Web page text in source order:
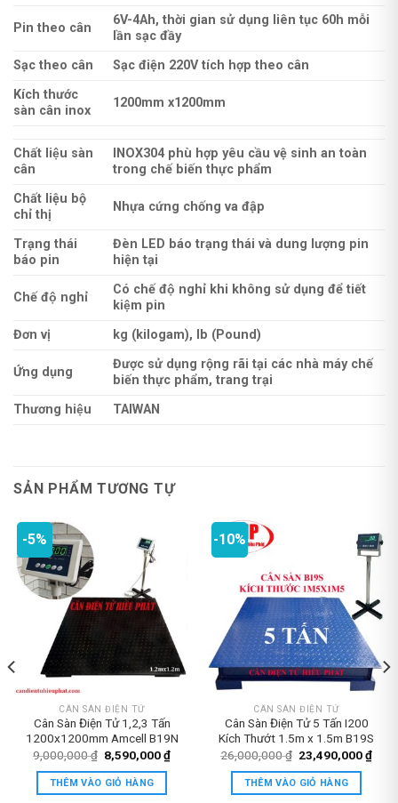
Pin theo cân
6V-4Ah, thời gian sử dụng liên tục 60h mỗi
lần sạc đầy
Sạc theo cân
Sạc điện 220V tích hợp theo cân
Kích thước
sàn cân inox
1200mm x1200mm
Chất liệu sàn
cân
INOX304 phù hợp yêu cầu vệ sinh an toàn
trong chế biến thực phẩm
Chất liệu bộ
chỉ thị
Nhựa cứng chống va đập
Trạng thái
báo pin
Đèn LED báo trạng thái và dung lượng pin
hiện tại
Chế độ nghỉ
Có chế độ nghỉ khi không sử dụng để tiết
kiệm pin
Đơn vị
kg (kilogam), lb (Pound)
Ứng dụng
Được sử dụng rộng rãi tại các nhà máy chế
biến thực phẩm, trang trại
Thương hiệu
TAIWAN
SẢN PHẨM TƯƠNG TỰ
-5%
CÂN SÀN ĐIỆN TỬ
Cân Sàn Điện Tử 1,2,3 Tấn
1200x1200mm Amcell B19N
9,000,000₫ Giá
gốc
là:
9,000,000 ₫.
8,590,000₫Giá
THÊM VÀO GIỎ HÀNG
-10%
CÂN SÀN ĐIỆN TỬ
Cân Sàn Điện Tử 5 Tấn I200
Kích Thướt 1.5m x 1.5m B19S
26,000,000₫ Giá
gốc
là:
26,000,000 ₫.
23,490,000₫Giá
THÊM VÀO GIỎ HÀNG